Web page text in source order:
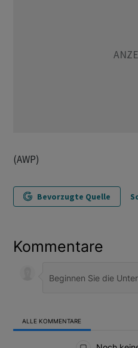
(AWP)
Bevorzugte Quelle
Kommentare
ALLE KOMMENTARE